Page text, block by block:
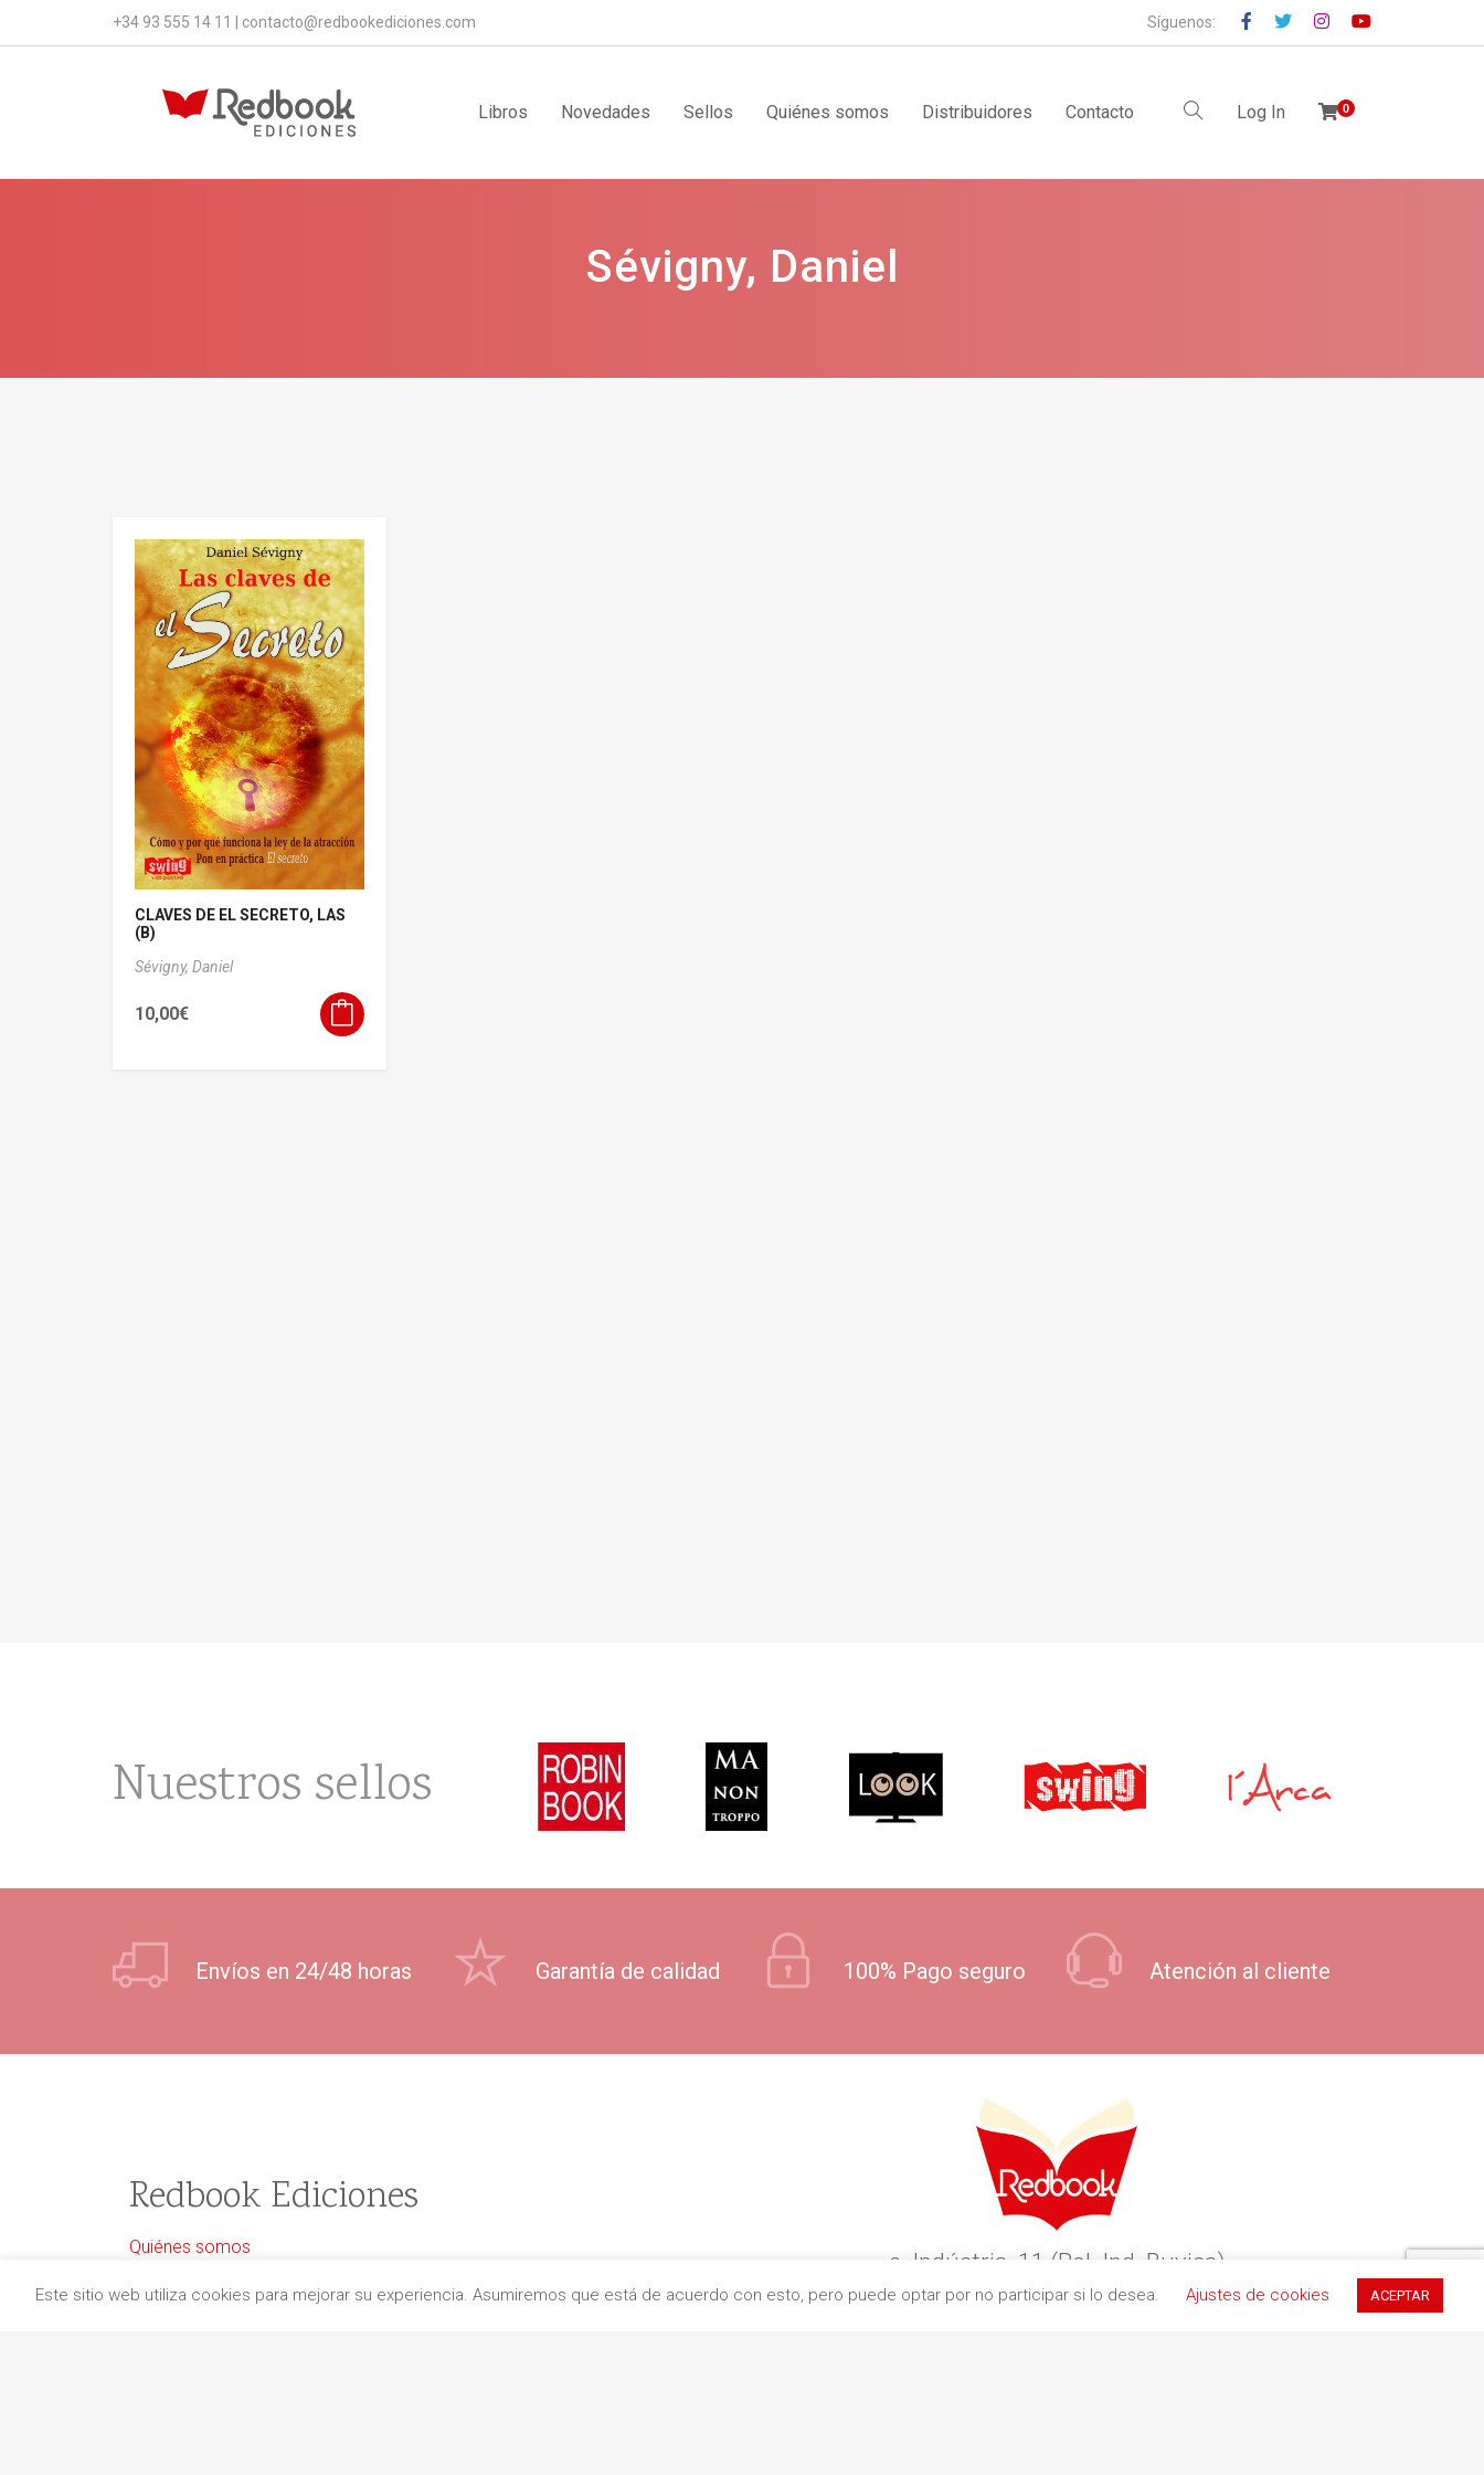
+34 93 555 14 11 contacto@redbookediciones.com Síguenos:
Libros Novedades Sellos Quiénes somos Distribuidores Contacto Log In 0
Sévigny, Daniel
CLAVES DE EL SECRETO, LAS
(B)
Sévigny, Daniel
10,00€
Nuestros sellos
Envíos en 24/48 horas Garantía de calidad 100% Pago seguro Atención al cliente
Redbook Ediciones
Quiénes somos
c. Indústria, 11 (Pol. Ind. Buvisa)
08329 Teià (Barcelona)
Este sitio web utiliza cookies para mejorar su experiencia. Asumiremos que está de acuerdo con esto, pero puede optar por no participar si lo desea. Ajustes de cookies ACEPTAR